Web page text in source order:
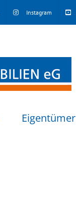
Instagram
Eigentümer